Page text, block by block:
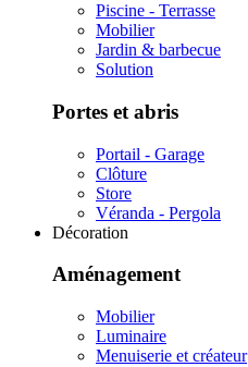
Piscine - Terrasse
Mobilier
Jardin & barbecue
Solution
Portes et abris
Portail - Garage
Clôture
Store
Véranda - Pergola
Décoration
Aménagement
Mobilier
Luminaire
Menuiserie et créateur